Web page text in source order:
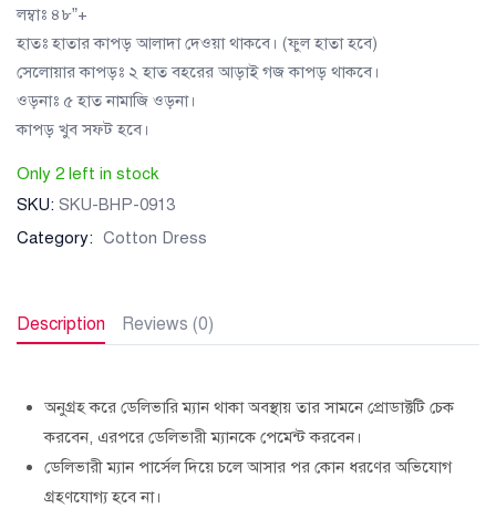
লম্বাঃ ৪৮”+
হাতঃ হাতার কাপড় আলাদা দেওয়া থাকবে। (ফুল হাতা হবে)
সেলোয়ার কাপড়ঃ ২ হাত বহরের আড়াই গজ কাপড় থাকবে।
ওড়নাঃ ৫ হাত নামাজি ওড়না।
কাপড় খুব সফট হবে।
Only 2 left in stock
SKU: SKU-BHP-0913
Category: Cotton Dress
Description Reviews (0)
অনুগ্রহ করে ডেলিভারি ম্যান থাকা অবস্থায় তার সামনে প্রোডাক্টটি চেক
করবেন, এরপরে ডেলিভারী ম্যানকে পেমেন্ট করবেন।
ডেলিভারী ম্যান পার্সেল দিয়ে চলে আসার পর কোন ধরণের অভিযোগ
গ্রহণযোগ্য হবে না।